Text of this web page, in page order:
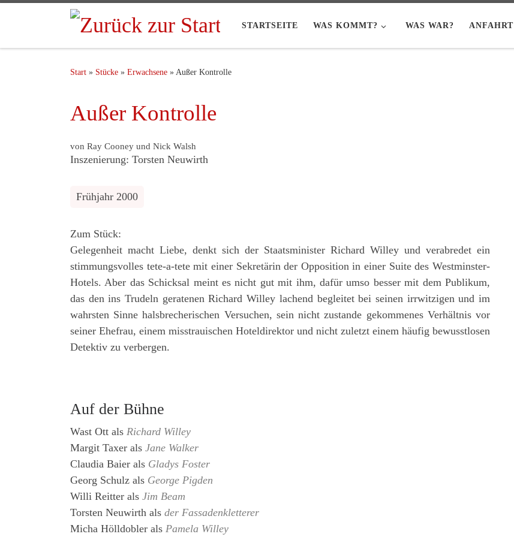
STARTSEITE WAS KOMMT? WAS WAR? ANFAHRT
Start » Stücke » Erwachsene »Außer Kontrolle
Außer Kontrolle
von Ray Cooney und Nick Walsh
Inszenierung: Torsten Neuwirth
Frühjahr 2000
Zum Stück:
Gelegenheit macht Liebe, denkt sich der Staatsminister Richard Willey und verabredet ein
stimmungsvolles tete-a-tete mit einer Sekretärin der Opposition in einer Suite des Westminster-
Hotels. Aber das Schicksal meint es nicht gut mit ihm, dafür umso besser mit dem Publikum,
das den ins Trudeln geratenen Richard Willey lachend begleitet bei seinen irrwitzigen und im
wahrsten Sinne halsbrecherischen Versuchen, sein nicht zustande gekommenes Verhältnis vor
seiner Ehefrau, einem misstrauischen Hoteldirektor und nicht zuletzt einem häufig bewusstlosen
Detektiv zu verbergen.
Auf der Bühne
Wast Ott als Richard Willey
Margit Taxer als Jane Walker
Claudia Baier als Gladys Foster
Georg Schulz als George Pigden
Willi Reitter als Jim Beam
Torsten Neuwirth als der Fassadenkletterer
Micha Hölldobler als Pamela Willey